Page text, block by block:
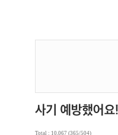
Total : 10,067 (365/504)